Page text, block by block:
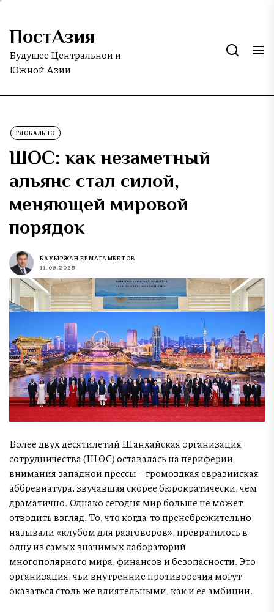
Skip
the
content
ПостАзия
Будущее Центральной и
Южной Азии
ГЛОБАЛЬНО
ШОС: как незаметный
альянс стал силой,
меняющей мировой
порядок
БАУЫРЖАН ЕРМАГАМБЕТОВ
11.09.2025
Более двух десятилетий Шанхайская организация
сотрудничества (ШОС) оставалась на периферии
внимания западной прессы – громоздкая евразийская
аббревиатура, звучавшая скорее бюрократически, чем
драматично. Однако сегодня мир больше не может
отводить взгляд. То, что когда-то пренебрежительно
называли «клубом для разговоров», превратилось в
одну из самых значимых лабораторий
многополярного мира, финансов и безопасности. Это
организация, чьи внутренние противоречия могут
оказаться столь же влиятельными, как и ее амбиции.